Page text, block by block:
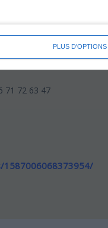
PLUS D'OPTIONS
71 72 63 47
1587006068373954/